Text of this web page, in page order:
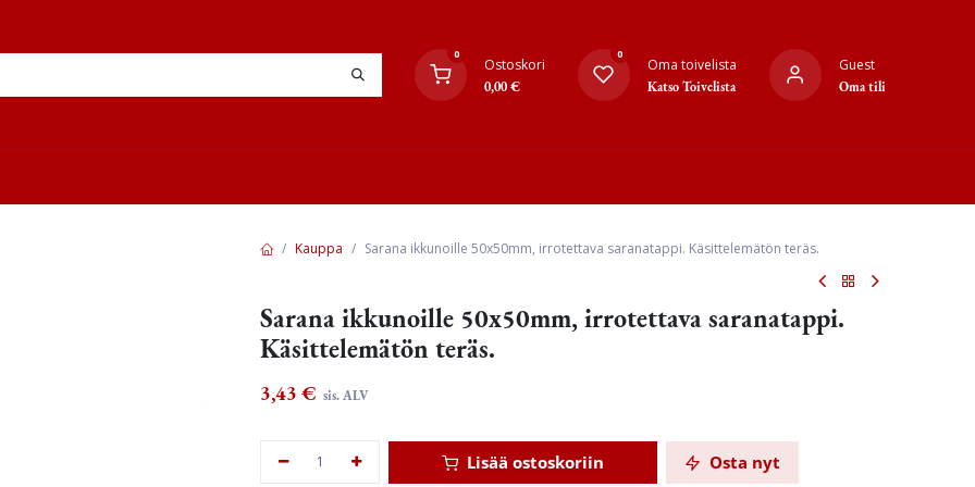
0
Ostoskori
0,00€
0
Oma toivelista
Katso Toivelista
Guest
Oma tili
Kauppa Sarana ikkunoille 50x50mm, irrotettava saranatappi. Käsittelemätön teräs.
Sarana ikkunoille 50x50mm, irrotettava saranatappi.
Käsittelemätön teräs.
3,43 € sis. ALV
Lisää ostoskoriin Osta nyt